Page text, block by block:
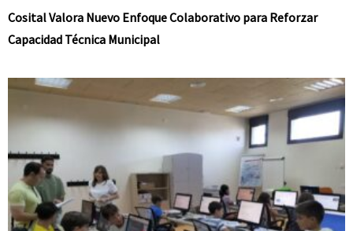
Cosital Valora Nuevo Enfoque Colaborativo para Reforzar
Capacidad Técnica Municipal